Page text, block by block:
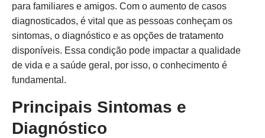
para familiares e amigos. Com o aumento de casos
diagnosticados, é vital que as pessoas conheçam os
sintomas, o diagnóstico e as opções de tratamento
disponíveis. Essa condição pode impactar a qualidade
de vida e a saúde geral, por isso, o conhecimento é
fundamental.
Principais Sintomas e
Diagnóstico